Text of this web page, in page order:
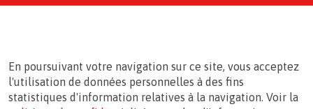
En poursuivant votre navigation sur ce site, vous acceptez
l'utilisation de données personnelles à des fins
statistiques d'information relatives à la navigation. Voir la